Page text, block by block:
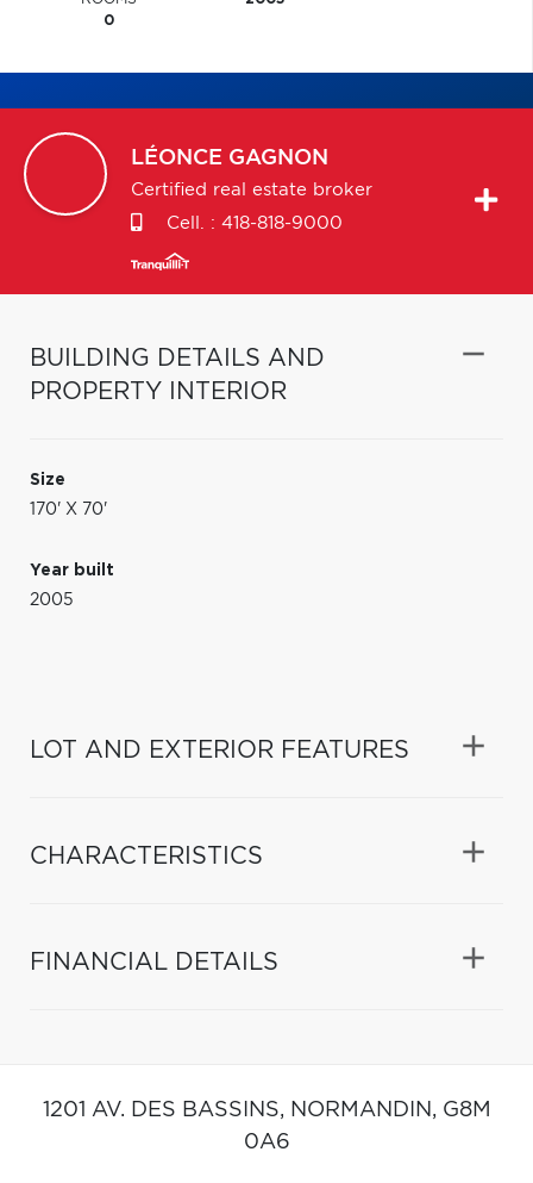
0
LÉONCE GAGNON
Certified real estate broker
Cell. : 418-818-9000
BUILDING DETAILS AND
PROPERTY INTERIOR
Size
170' X 70'
Year built
2005
LOT AND EXTERIOR FEATURES
CHARACTERISTICS
FINANCIAL DETAILS
1201 AV. DES BASSINS, NORMANDIN, G8M
0A6